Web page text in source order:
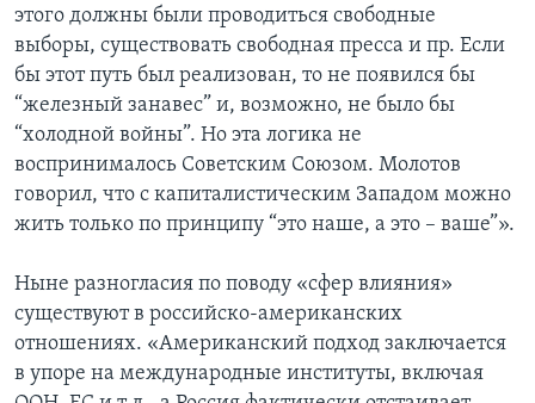
этого должны были проводиться свободные
выборы, существовать свободная пресса и пр. Если
бы этот путь был реализован, то не появился бы
“железный занавес” и, возможно, не было бы
“холодной войны”. Но эта логика не
воспринималось Советским Союзом. Молотов
говорил, что с капиталистическим Западом можно
жить только по принципу “это наше, а это – ваше”».
Ныне разногласия по поводу «сфер влияния»
существуют в российско-американских
отношениях. «Американский подход заключается
в упоре на международные институты, включая